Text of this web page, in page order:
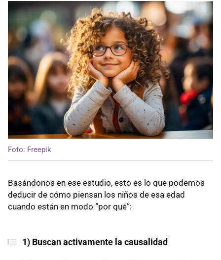
Foto: Freepik
Basándonos en ese estudio, esto es lo que podemos
deducir de cómo piensan los niños de esa edad
cuando están en modo “por qué”:
1) Buscan activamente la causalidad